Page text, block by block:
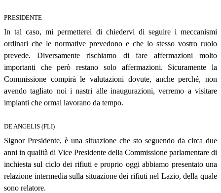
PRESIDENTE
In tal caso, mi permetterei di chiedervi di seguire i meccanismi
ordinari che le normative prevedono e che lo stesso vostro ruolo
prevede. Diversamente rischiamo di fare affermazioni molto
importanti che però restano solo affermazioni. Sicuramente la
Commissione compirà le valutazioni dovute, anche perché, non
avendo tagliato noi i nastri alle inaugurazioni, verremo a visitare
impianti che ormai lavorano da tempo.
DE ANGELIS (FLI)
Signor Presidente, è una situazione che sto seguendo da circa due
anni in qualità di Vice Presidente della Commissione parlamentare di
inchiesta sul ciclo dei rifiuti e proprio oggi abbiamo presentato una
relazione intermedia sulla situazione dei rifiuti nel Lazio, della quale
sono relatore.